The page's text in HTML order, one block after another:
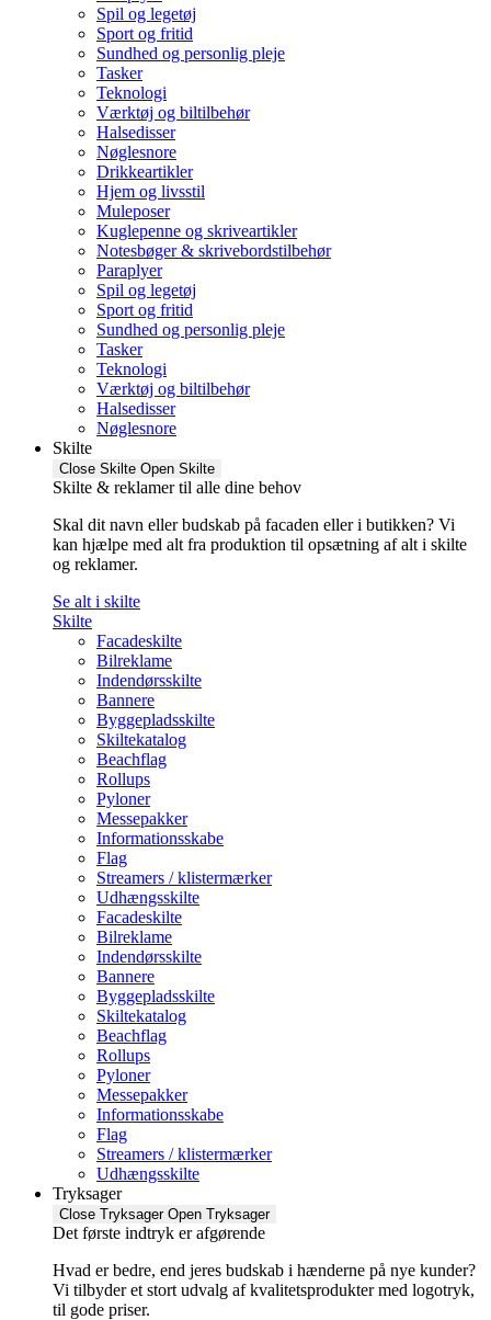
Spil og legetøj
Sport og fritid
Sundhed og personlig pleje
Tasker
Teknologi
Værktøj og biltilbehør
Halsedisser
Nøglesnore
Drikkeartikler
Hjem og livsstil
Muleposer
Kuglepenne og skriveartikler
Notesbøger & skrivebordstilbehør
Paraplyer
Spil og legetøj
Sport og fritid
Sundhed og personlig pleje
Tasker
Teknologi
Værktøj og biltilbehør
Halsedisser
Nøglesnore
Skilte
Close Skilte Open Skilte
Skilte & reklamer til alle dine behov
Skal dit navn eller budskab på facaden eller i butikken? Vi
kan hjælpe med alt fra produktion til opsætning af alt i skilte
og reklamer.
Se alt i skilte
Skilte
Facadeskilte
Bilreklame
Indendørsskilte
Bannere
Byggepladsskilte
Skiltekatalog
Beachflag
Rollups
Pyloner
Messepakker
Informationsskabe
Flag
Streamers / klistermærker
Udhængsskilte
Facadeskilte
Bilreklame
Indendørsskilte
Bannere
Byggepladsskilte
Skiltekatalog
Beachflag
Rollups
Pyloner
Messepakker
Informationsskabe
Flag
Streamers / klistermærker
Udhængsskilte
Tryksager
Close Tryksager Open Tryksager
Det første indtryk er afgørende
Hvad er bedre, end jeres budskab i hænderne på nye kunder?
Vi tilbyder et stort udvalg af kvalitetsprodukter med logotryk,
til gode priser.